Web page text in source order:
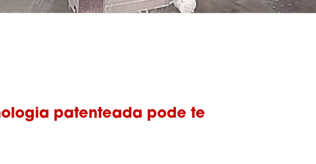
patenteada pode te